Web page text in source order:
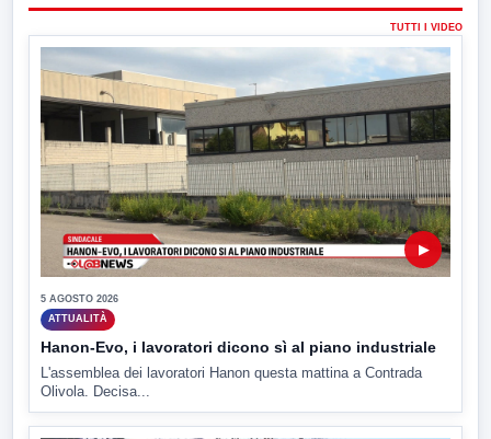
TUTTI I VIDEO
▶
5 AGOSTO 2026
ATTUALITÀ
Hanon-Evo, i lavoratori dicono sì al piano industriale
L'assemblea dei lavoratori Hanon questa mattina a Contrada
Olivola. Decisa...